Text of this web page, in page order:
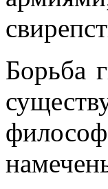
Борьба